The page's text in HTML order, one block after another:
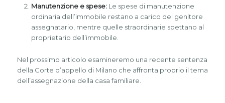
Manutenzione e spese:Le spese di manutenzione
ordinaria dell’immobile restano a carico del genitore
assegnatario, mentre quelle straordinarie spettano al
proprietario dell’immobile.
Nel prossimo articolo esamineremo una recente sentenza
della Corte d’appello di Milano che affronta proprio il tema
dell’assegnazione della casa familiare.